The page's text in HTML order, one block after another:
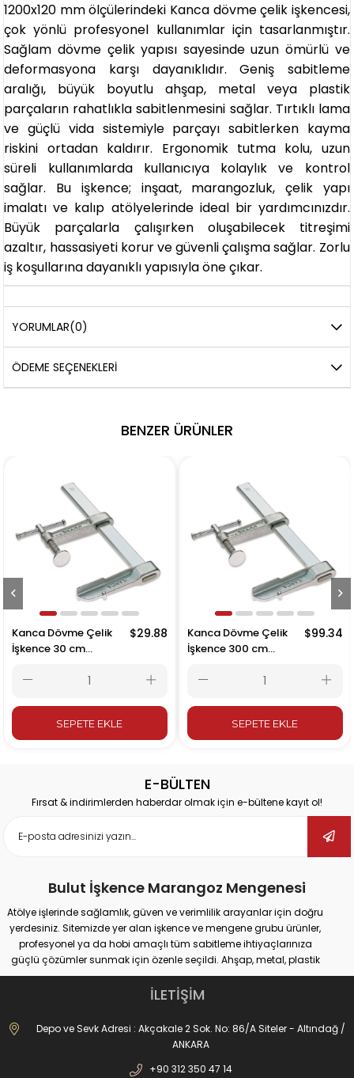
1200x120 mm ölçülerindeki Kanca dövme çelik işkencesi,
çok yönlü profesyonel kullanımlar için tasarlanmıştır.
Sağlam dövme çelik yapısı sayesinde uzun ömürlü ve
deformasyona karşı dayanıklıdır. Geniş sabitleme
aralığı, büyük boyutlu ahşap, metal veya plastik
parçaların rahatlıkla sabitlenmesini sağlar. Tırtıklı lama
ve güçlü vida sistemiyle parçayı sabitlerken kayma
riskini ortadan kaldırır. Ergonomik tutma kolu, uzun
süreli kullanımlarda kullanıcıya kolaylık ve kontrol
sağlar. Bu işkence; inşaat, marangozluk, çelik yapı
imalatı ve kalıp atölyelerinde ideal bir yardımcınızdır.
Büyük parçalarla çalışırken oluşabilecek titreşimi
azaltır, hassasiyeti korur ve güvenli çalışma sağlar. Zorlu
iş koşullarına dayanıklı yapısıyla öne çıkar.
YORUMLAR(0)
ÖDEME SEÇENEKLERI
BENZER ÜRÜNLER
Kanca Dövme Çelik
İşkence 30 cm
$29.88
SEPETE EKLE
Kanca Dövme Çelik
İşkence 300 cm
$99.34
SEPETE EKLE
E-BÜLTEN
Fırsat & indirimlerden haberdar olmak için e-bültene kayıt ol!
Bulut İşkence Marangoz Mengenesi
Atölye işlerinde sağlamlık, güven ve verimlilik arayanlar için doğru
yerdesiniz. Sitemizde yer alan işkence ve mengene grubu ürünler,
profesyonel ya da hobi amaçlı tüm sabitleme ihtiyaçlarınıza
güçlü çözümler sunmak için özenle seçildi. Ahşap, metal, plastik
gibi farklı yüzeylerde güvenli tutuş sağlayan ürünlerimiz;
marangozluk, kaynak, delme, montaj ve tamir gibi pek çok alanda
maksimum performans vadediyor.
İster büyük ölçekli sanayi tipi işler yapıyor olun, ister evde basit
onarımlar; doğru işkence ve mengeneyle hem iş güvenliğinizi
işkencelerden matkap mengenelerine, ray işkencelerinden kazancı
İLETİŞİM
Depo ve Sevk Adresi : Akçakale 2 Sok. No: 86/A Siteler - Altındağ /
ANKARA
+90 312 350 47 14